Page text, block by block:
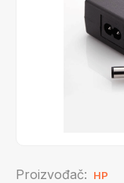
Proizvođač: HP